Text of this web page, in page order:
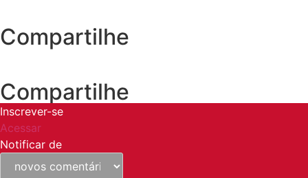
Compartilhe
Compartilhe
Inscrever-se
Acessar
Notificar de